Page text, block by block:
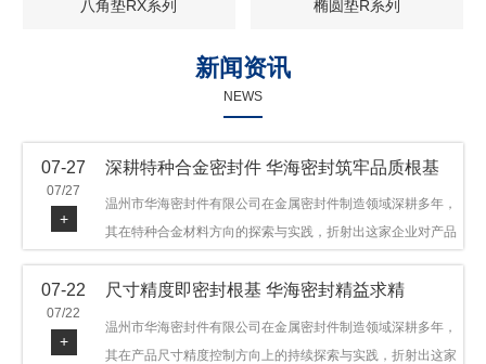
八角垫RX系列 椭圆垫R系列
新闻资讯
NEWS
07-27
07/27
+
深耕特种合金密封件 华海密封筑牢品质根基
温州市华海密封件有限公司在金属密封件制造领域深耕多年，
其在特种合金材料方向的探索与实践，折射出这家企业对产品
品，可提供多种材质方案，在石油机械、管道法兰、采油树、
07-22
07/22
+
尺寸精度即密封根基 华海密封精益求精
温州市华海密封件有限公司在金属密封件制造领域深耕多年，
其在产品尺寸精度控制方向上的持续探索与实践，折射出这家